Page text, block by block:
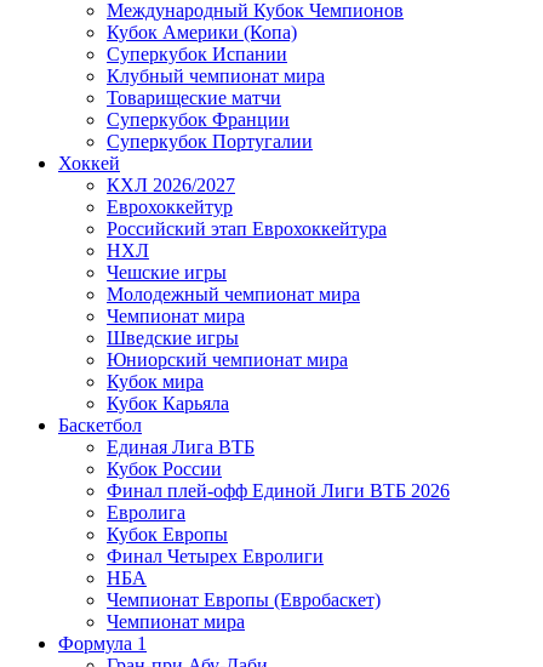
Международный Кубок Чемпионов
Кубок Америки (Копа)
Суперкубок Испании
Клубный чемпионат мира
Товарищеские матчи
Суперкубок Франции
Суперкубок Португалии
Хоккей
КХЛ 2026/2027
Еврохоккейтур
Российский этап Еврохоккейтура
НХЛ
Чешские игры
Молодежный чемпионат мира
Чемпионат мира
Шведские игры
Юниорский чемпионат мира
Кубок мира
Кубок Карьяла
Баскетбол
Единая Лига ВТБ
Кубок России
Финал плей-офф Единой Лиги ВТБ 2026
Евролига
Кубок Европы
Финал Четырех Евролиги
НБА
Чемпионат Европы (Евробаскет)
Чемпионат мира
Формула 1